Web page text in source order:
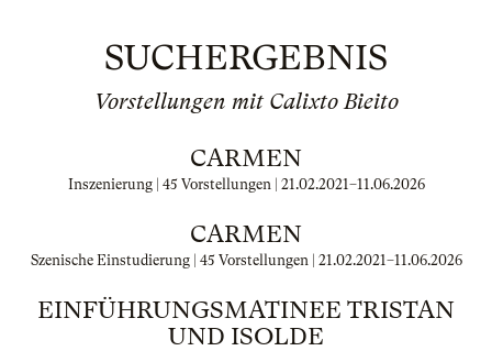
SUCHERGEBNIS
Vorstellungen mit Calixto Bieito
CARMEN
Inszenierung | 45 Vorstellungen | 21.02.2021–11.06.2026
CARMEN
Szenische Einstudierung | 45 Vorstellungen | 21.02.2021–11.06.2026
EINFÜHRUNGSMATINEE TRISTAN
UND ISOLDE